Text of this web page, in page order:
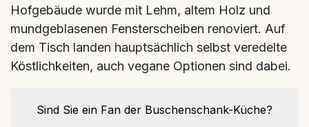
Hofgebäude wurde mit Lehm, altem Holz und
mundgeblasenen Fensterscheiben renoviert. Auf
dem Tisch landen hauptsächlich selbst veredelte
Köstlichkeiten, auch vegane Optionen sind dabei.
Sind Sie ein Fan der Buschenschank-Küche?